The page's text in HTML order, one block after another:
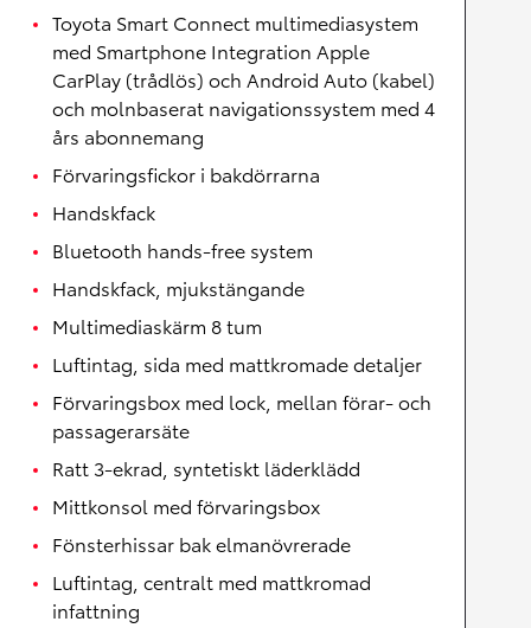
Toyota Smart Connect multimediasystem
med Smartphone Integration Apple
CarPlay (trådlös) och Android Auto (kabel)
och molnbaserat navigationssystem med 4
års abonnemang
Förvaringsfickor i bakdörrarna
Handskfack
Bluetooth hands-free system
Handskfack, mjukstängande
Multimediaskärm 8 tum
Luftintag, sida med mattkromade detaljer
Förvaringsbox med lock, mellan förar- och
passagerarsäte
Ratt 3-ekrad, syntetiskt läderklädd
Mittkonsol med förvaringsbox
Fönsterhissar bak elmanövrerade
Luftintag, centralt med mattkromad
infattning